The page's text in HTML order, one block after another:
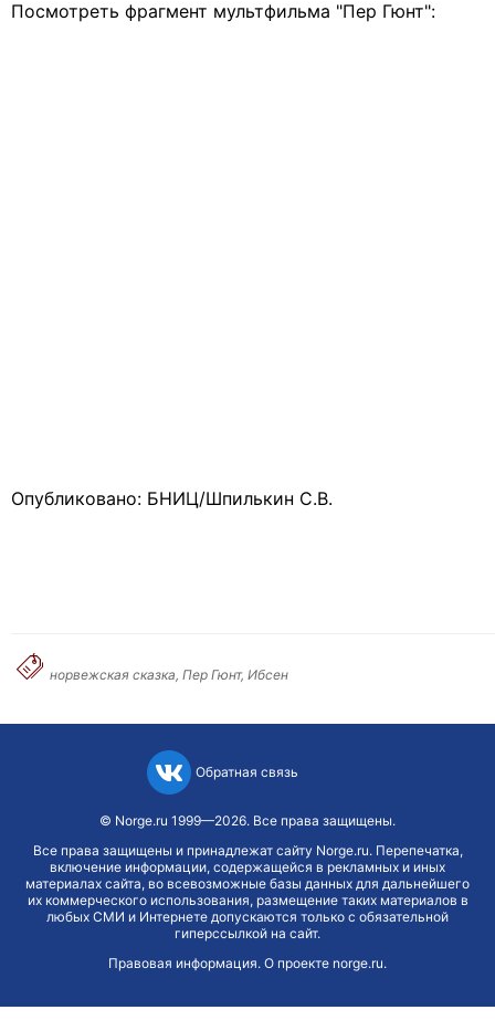
Посмотреть фрагмент мультфильма "Пер Гюнт":
Опубликовано: БНИЦ/Шпилькин С.В.
норвежская сказка, Пер Гюнт, Ибсен
Обратная связь
© Norge.ru 1999—2026. Все права защищены.
Все права защищены и принадлежат сайту Norge.ru. Перепечатка,
включение информации, содержащейся в рекламных и иных
материалах сайта, во всевозможные базы данных для дальнейшего
их коммерческого использования, размещение таких материалов в
любых СМИ и Интернете допускаются только с обязательной
гиперссылкой на сайт.
Правовая информация. О проекте norge.ru.